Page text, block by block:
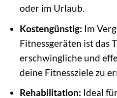
oder im Urlaub.
Kostengünstig: Im
Fitnessgeräten ist das
erschwingliche und
deine Fitnessziele zu
Rehabilitation: Ideal